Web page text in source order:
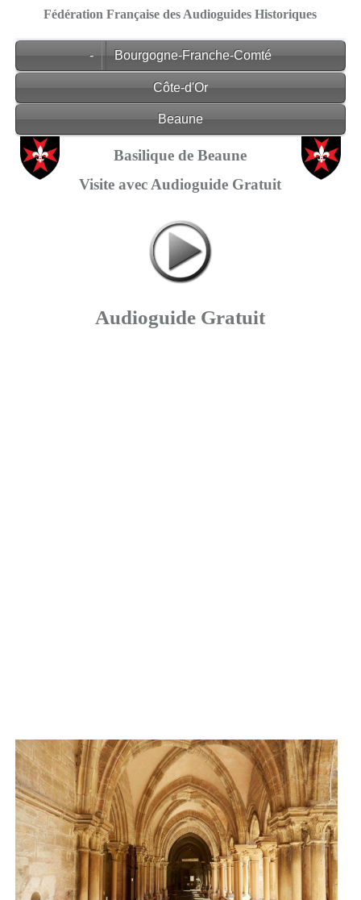
Fédération Française des Audioguides Historiques
- Bourgogne-Franche-Comté
Côte-d'Or
Beaune
Basilique de Beaune
Visite avec Audioguide Gratuit
Audioguide Gratuit